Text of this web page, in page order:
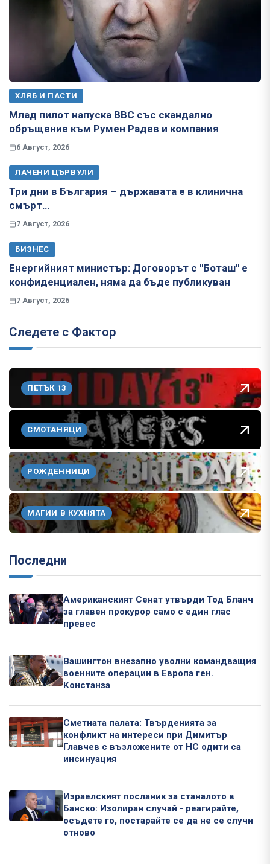
ХЛЯБ И ПАСТИ
Млад пилот напуска ВВС със скандално
обръщение към Румен Радев и компания
6 Август, 2026
ЛАЧЕНИ ЦЪРВУЛИ
Три дни в България – държавата е в клинична
смърт…
7 Август, 2026
БИЗНЕС
Енергийният министър: Договорът с "Боташ" е
конфиденциален, няма да бъде публикуван
7 Август, 2026
Следете с Фактор
ПЕТЪК 13
СМОТАНЯЦИ
РОЖДЕННИЦИ
МАГИИ В КУХНЯТА
Последни
Американският Сенат утвърди Тод Бланч
за главен прокурор само с един глас
превес
Вашингтон внезапно уволни командващия
военните операции в Европа ген.
Констанза
Сметната палата: Твърденията за
конфликт на интереси при Димитър
Главчев с възложените от НС одити са
инсинуация
Израелският посланик за станалото в
Банско: Изолиран случай - реагирайте,
осъдете го, постарайте се да не се случи
отново